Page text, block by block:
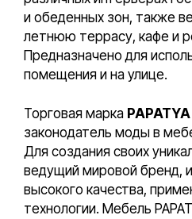
и обеденных зон, также
летнюю террасу, кафе и
Предназначено для
помещения и на улице.
Торговая марка PAPATYA
законодатель моды в
Для создания своих
ведущий мировой бренд,
высокого качества,
технологии. Мебель